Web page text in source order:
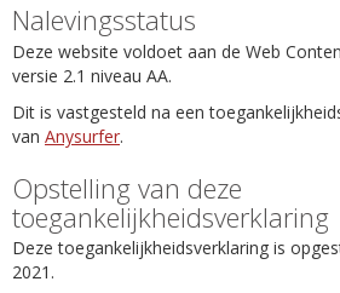
Nalevingsstatus
Deze website voldoet aan de Web
versie 2.1 niveau AA.
Dit is vastgesteld na een
van Anysurfer.
Opstelling van deze
toegankelijkheidsverklaring
Deze toegankelijkheidsverklaring is
2021.